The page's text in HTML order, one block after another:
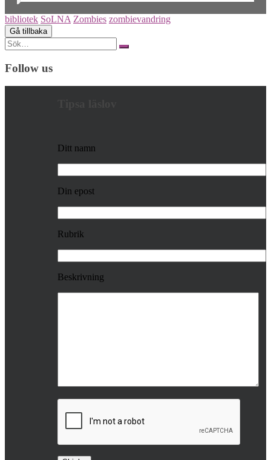
bibliotek SoLNA Zombies zombievandring
Search
for:
Follow us
Ditt namn
Din epost
Rubrik
Beskrivning